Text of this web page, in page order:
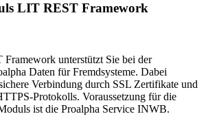
LIT REST Framework
unterstützt Sie bei der
Daten für Fremdsysteme. Dabei
Verbindung durch SSL Zertifikate und
Protokolls. Voraussetzung für die
ist die Proalpha Service INWB.